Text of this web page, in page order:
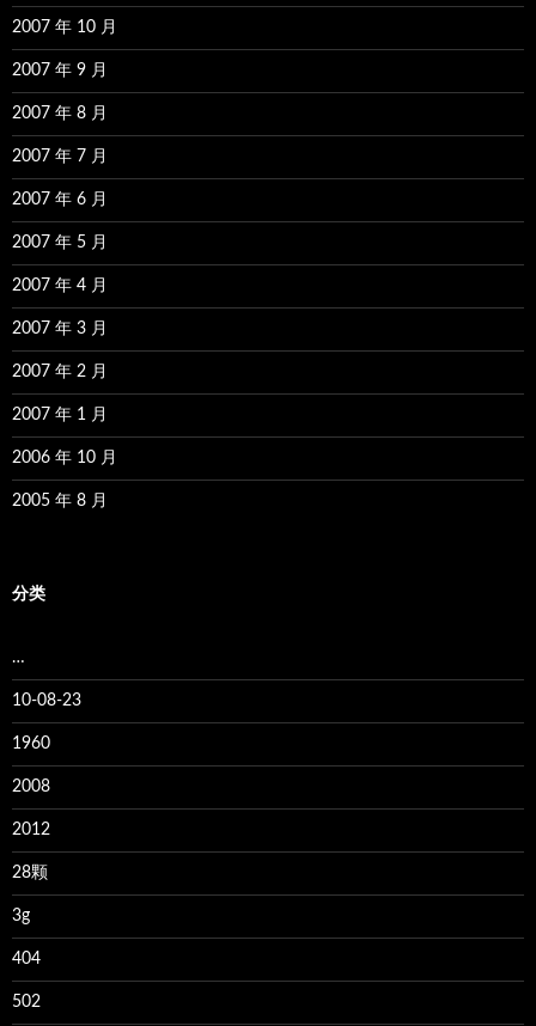
2007 年 10 月
2007 年 9 月
2007 年 8 月
2007 年 7 月
2007 年 6 月
2007 年 5 月
2007 年 4 月
2007 年 3 月
2007 年 2 月
2007 年 1 月
2006 年 10 月
2005 年 8 月
分类
…
10-08-23
1960
2008
2012
28颗
3g
404
502